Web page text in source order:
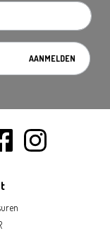
AANMELDEN